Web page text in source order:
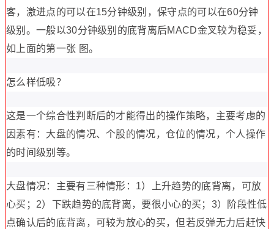
客，激进点的可以在15分钟级别，保守点的可以在60分钟
级别。一般以30分钟级别的底背离后MACD金叉较为稳妥，
如上面的第一张 图。
怎么样低吸？
这是一个综合性判断后的才能得出的操作策略，主要考虑的
因素有：大盘的情况、个股的情况，仓位的情况，个人操作
的时间级别等。
大盘情况：主要有三种情形：1）上升趋势的底背离，可放
心买；2）下跌趋势的底背离，要很小心的买；3）阶段性低
点确认后的底背离，可较为放心的买，但若反弹无力后赶快